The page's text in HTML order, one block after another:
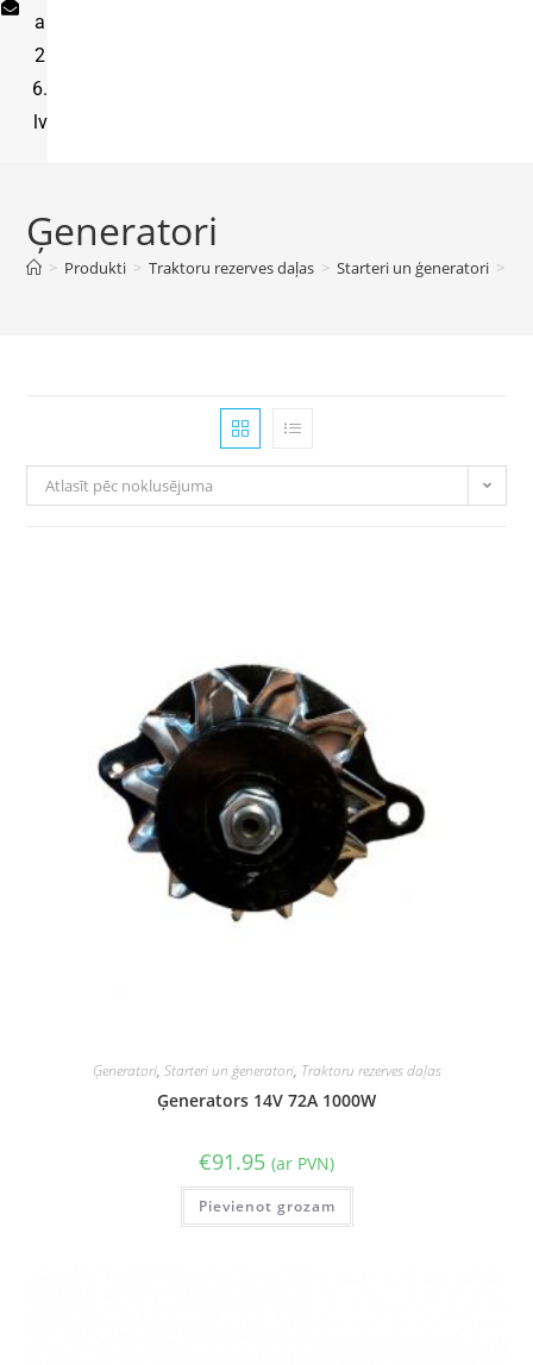
a
2
6.
lv
Ģeneratori
> Produkti > Traktoru rezerves daļas > Starteri un ģeneratori >
Atlasīt pēc noklusējuma
Ģeneratori, Starteri un ģeneratori, Traktoru rezerves daļas
Ģenerators 14V 72A 1000W
€91.95 (ar PVN)
Pievienot grozam